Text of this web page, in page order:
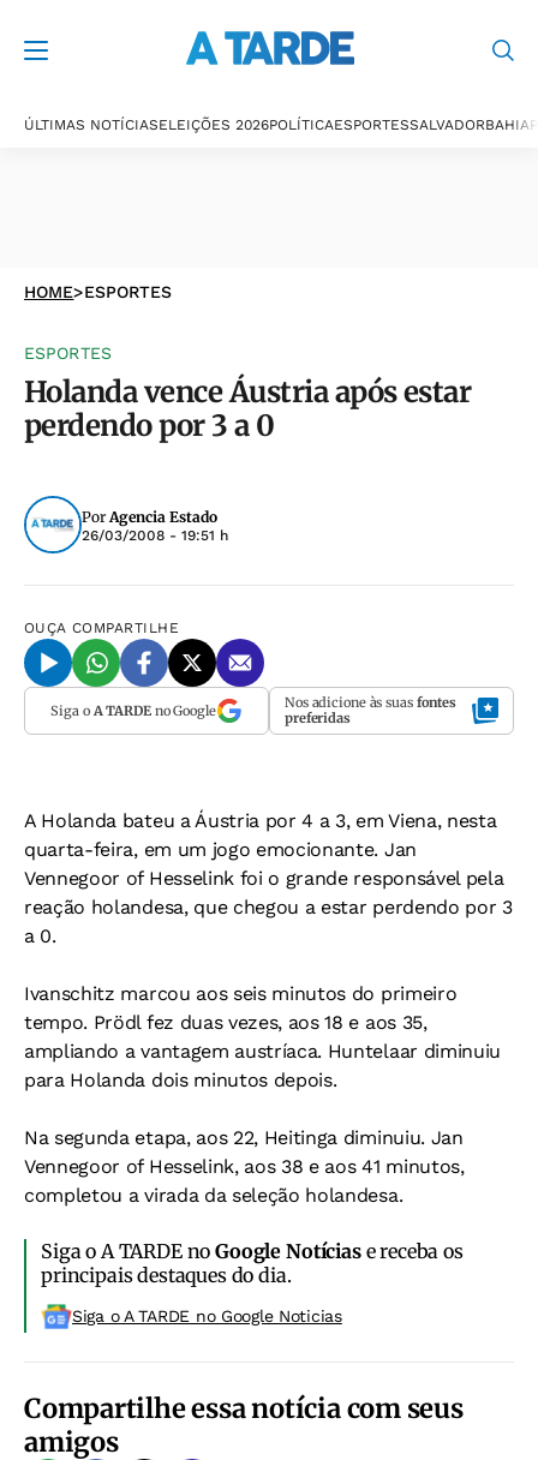
ÚLTIMAS NOTÍCIASELEIÇÕES 2026POLÍTICAESPORTESSALVADORBAHIA
HOME>ESPORTES
ESPORTES
Holanda vence Áustria após estar
perdendo por 3 a 0
PorAgencia Estado
26/03/2008 - 19:51 h
OUÇA COMPARTILHE
Siga o A TARDEno Google Nos adicione às suas fontes
preferidas
A Holanda bateu a Áustria por 4 a 3, em Viena, nesta
quarta-feira, em um jogo emocionante. Jan
Vennegoor of Hesselink foi o grande responsável pela
reação holandesa, que chegou a estar perdendo por 3
a 0.
Ivanschitz marcou aos seis minutos do primeiro
tempo. Prödl fez duas vezes, aos 18 e aos 35,
ampliando a vantagem austríaca. Huntelaar diminuiu
para Holanda dois minutos depois.
Na segunda etapa, aos 22, Heitinga diminuiu. Jan
Vennegoor of Hesselink, aos 38 e aos 41 minutos,
completou a virada da seleção holandesa.
Siga o A TARDE noGoogle Notíciase receba os
principais destaques do dia.
Siga o A TARDE no Google Noticias
Compartilhe essa notícia com seus
amigos